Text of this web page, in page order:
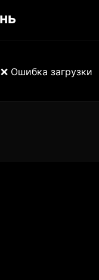
❌ Ошибка загрузки